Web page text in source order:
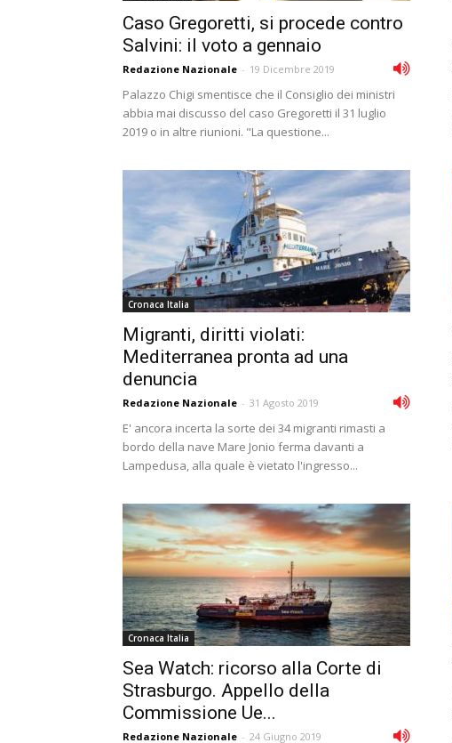
Caso Gregoretti, si procede contro
Salvini: il voto a gennaio
Redazione Nazionale - 19 Dicembre 2019
Palazzo Chigi smentisce che il Consiglio dei ministri
abbia mai discusso del caso Gregoretti il 31 luglio
2019 o in altre riunioni. "La questione...
Cronaca Italia
Migranti, diritti violati:
Mediterranea pronta ad una
denuncia
Redazione Nazionale - 31 Agosto 2019
E' ancora incerta la sorte dei 34 migranti rimasti a
bordo della nave Mare Jonio ferma davanti a
Lampedusa, alla quale è vietato l'ingresso...
Cronaca Italia
Sea Watch: ricorso alla Corte di
Strasburgo. Appello della
Commissione Ue...
Redazione Nazionale - 24 Giugno 2019